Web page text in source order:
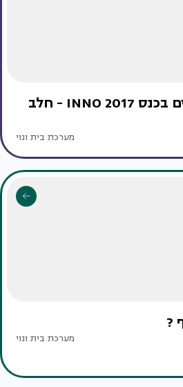
תערוכת הפרוייקטים בכנס INNO 2017 - חלב
מערכת בית ונוי
?
מערכת בית ונוי